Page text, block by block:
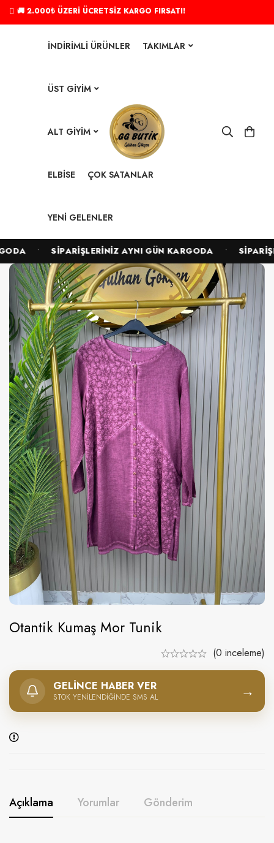
🚚 2.000₺ ÜZERİ ÜCRETSİZ KARGO FIRSATI!
İNDIRIMLI ÜRÜNLER TAKIMLAR
ÜST GIYIM
ALT GIYIM
ELBISE ÇOK SATANLAR
YENI GELENLER
• SİPARİŞLERİNİZ AYNI GÜN KARGODA •
Otantik Kumaş Mor Tunik
(0 inceleme)
GELINCE HABER VER
STOK YENILENDIĞINDE SMS AL →
Açıklama Yorumlar Gönderim